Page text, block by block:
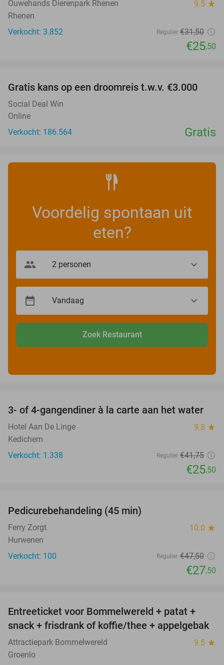
Ouwehands Dierenpark Rhenen 9.5 star
Rhenen
Verkocht: 3.852
Regulier €31,50
€25,50
Gratis kans op een droomreis t.w.v. €3.000
Social Deal Win
Online
Verkocht: 186.564
Gratis
Voordelig spontaan uit
eten?
Zoek Restaurant
39%
3- of 4-gangendiner à la carte aan het water
Hotel Aan De Linge 9.8 star
Kedichem
Verkocht: 1.338
Regulier €41,75
€25,50
OUT
Pedicurebehandeling (45 min)
Ferry Zorgt 10.0 star
Hurwenen
Verkocht: 100
Regulier €47,50
€27,50
23%
Entreeticket voor Bommelwereld + patat +
snack + frisdrank of koffie/thee + appelgebak
Attractiepark Bommelwereld 9.5 star
Groenlo